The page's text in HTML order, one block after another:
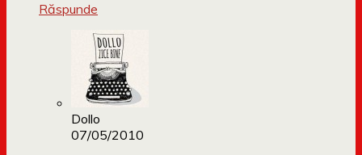
Răspunde
Dollo
07/05/2010